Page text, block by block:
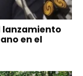
lanzamiento
en el